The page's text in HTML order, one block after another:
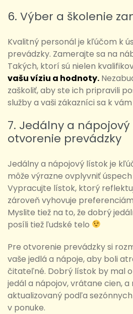
6. Výber a školenie
Kvalitný personál je kľúčom k
prevádzky. Zamerajte sa na
Takých, ktorí sú nielen
vašu víziu a hodnoty.
zaškoliť, aby ste ich pripravili
služby a vaši zákazníci sa k
7. Jedálny a
otvorenie prevádzky
Jedálny a nápojový lístok je
môže výrazne ovplyvniť
Vypracujte lístok, ktorý
zároveň vyhovuje
Myslite tiež na to, že dobrý
posíli tiež ľudské telo
Pre otvorenie prevádzky si
vaše jedlá a nápoje, aby boli
čitateľné. Dobrý lístok by mal
jedál a nápojov, vrátane cien,
aktualizovaný podľa
v ponuke.